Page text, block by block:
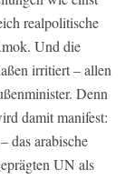
realpolitische
Und die
irritiert – allen
Denn
damit manifest:
das arabische
UN als